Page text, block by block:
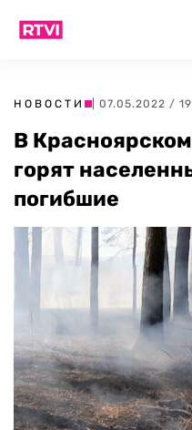
НОВОСТИ | 07.05.2022 /
В
горят
погибшие